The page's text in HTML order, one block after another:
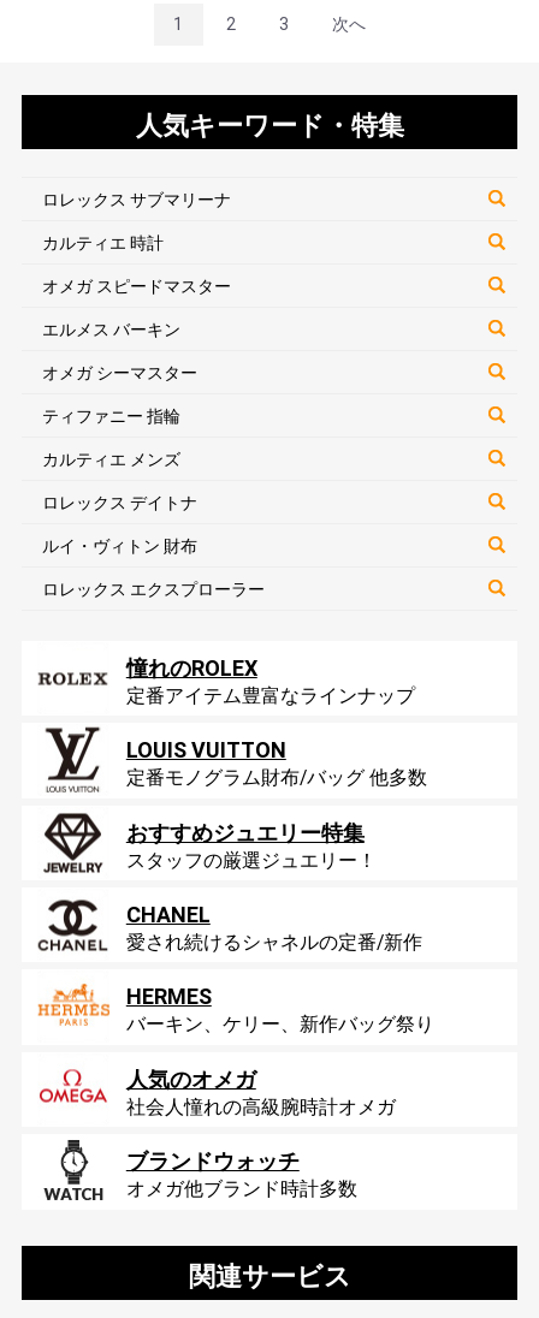
人気キーワード・特集
ロレックス サブマリーナ
カルティエ 時計
オメガ スピードマスター
エルメス バーキン
オメガ シーマスター
ティファニー 指輪
カルティエ メンズ
ロレックス デイトナ
ルイ・ヴィトン 財布
ロレックス エクスプローラー
憧れのROLEX
定番アイテム豊富なラインナップ
LOUIS VUITTON
定番モノグラム財布/バッグ 他多数
おすすめジュエリー特集
スタッフの厳選ジュエリー！
CHANEL
愛され続けるシャネルの定番/新作
HERMES
バーキン、ケリー、新作バッグ祭り
人気のオメガ
社会人憧れの高級腕時計オメガ
ブランドウォッチ
オメガ他ブランド時計多数
関連サービス
1 2 3 次へ